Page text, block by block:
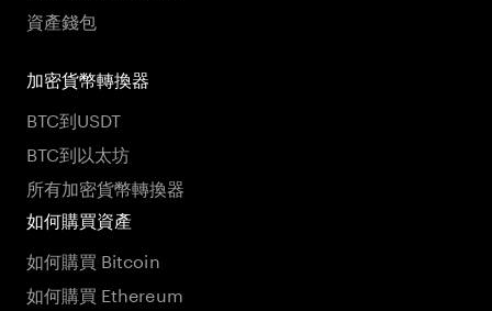
資產錢包
加密貨幣轉換器
BTC到USDT
BTC到以太坊
所有加密貨幣轉換器
如何購買資產
如何購買 Bitcoin
如何購買 Ethereum